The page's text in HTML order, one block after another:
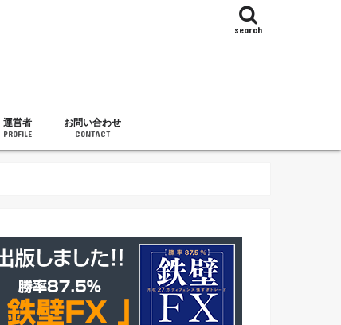
search
運営者
PROFILE
お問い合わせ
CONTACT